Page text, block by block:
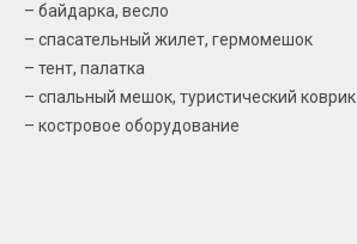
– байдарка, весло
– спасательный жилет, гермомешок
– тент, палатка
– спальный мешок, туристический коврик
– костровое оборудование